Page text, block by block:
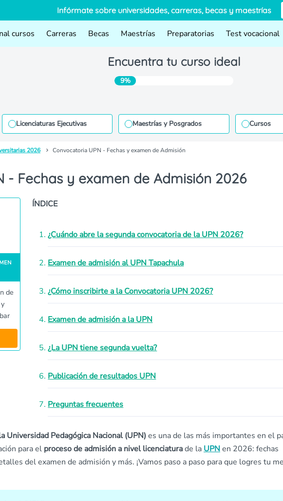
Infórmate sobre universidades, carreras, becas y maestrías
cursos Carreras Becas Maestrías Preparatorias Test vocacional
Encuentra tu curso ideal
9%
Licenciaturas Ejecutivas Maestrías y Posgrados Cursos
2026 Convocatoria UPN - Fechas y examen de Admisión
- Fechas y examen de Admisión 2026
de
ÍNDICE
¿Cuándo abre la segunda convocatoria de la UPN 2026?
Examen de admisión al UPN Tapachula
¿Cómo inscribirte a la Convocatoria UPN 2026?
Examen de admisión a la UPN
¿La UPN tiene segunda vuelta?
Publicación de resultados UPN
Preguntas frecuentes
Universidad Pedagógica Nacional (UPN) es una de las más importantes en el
para el proceso de admisión a nivel licenciaturade la UPNen 2026: fechas
del examen de admisión y más. ¡Vamos paso a paso para que logres tu